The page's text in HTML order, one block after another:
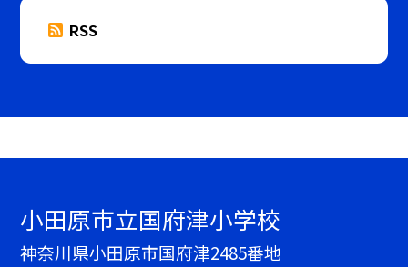
RSS
小田原市立国府津小学校
神奈川県小田原市国府津2485番地